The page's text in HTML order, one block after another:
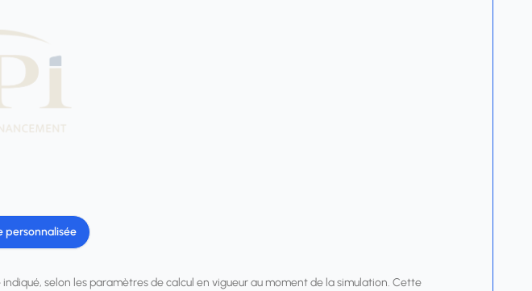
personnalisée
selon les paramètres de calcul en vigueur au moment de la simulation. Cette